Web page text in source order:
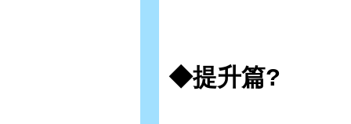
◆提升篇?